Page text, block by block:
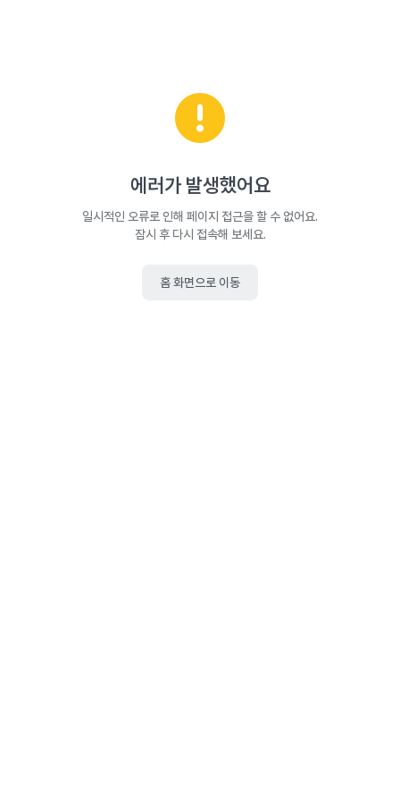
에러가 발생했어요
일시적인 오류로 인해 페이지 접근을 할 수 없어요.
잠시 후 다시 접속해 보세요.
홈 화면으로 이동